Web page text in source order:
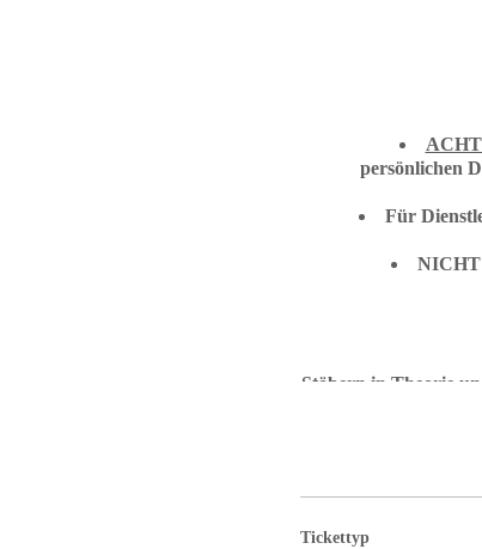
persönlichen
Für
NICHT
Stöbern in Theorie
Tickettyp